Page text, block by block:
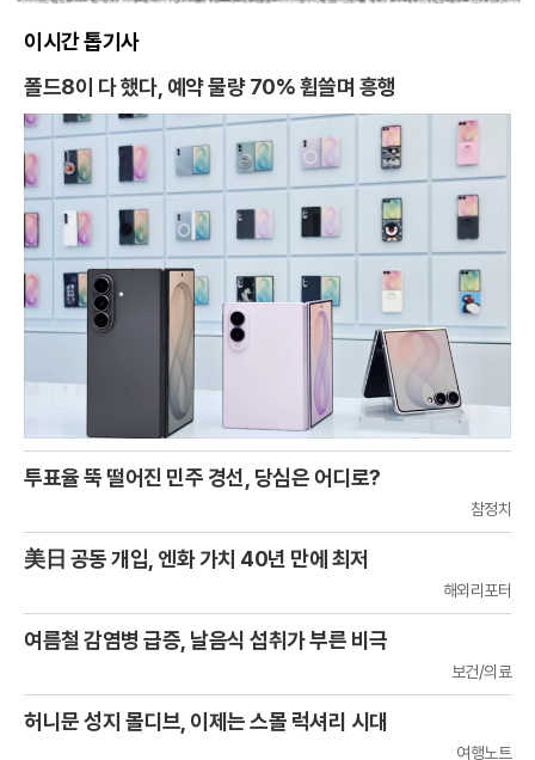
이시간 톱기사
폴드8이 다 했다, 예약 물량 70% 휩쓸며 흥행
투표율 뚝 떨어진 민주 경선, 당심은 어디로?
참정치
美日 공동 개입, 엔화 가치 40년 만에 최저
해외리포터
여름철 감염병 급증, 날음식 섭취가 부른 비극
보건/의료
허니문 성지 몰디브, 이제는 스몰 럭셔리 시대
여행노트